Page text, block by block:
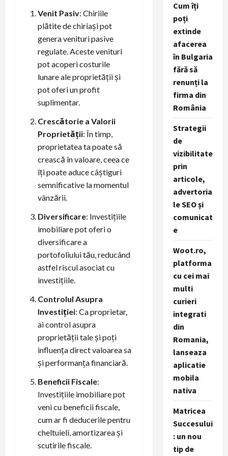
Venit Pasiv: Chiriile
plătite de chiriași pot
genera venituri pasive
regulate. Aceste venituri
pot acoperi costurile
lunare ale proprietății și
pot oferi un profit
suplimentar.
Crescătorie a Valorii
Proprietății: În timp,
proprietatea ta poate să
crească în valoare, ceea ce
îți poate aduce câștiguri
semnificative la momentul
vânzării.
Diversificare: Investițiile
imobiliare pot oferi o
diversificare a
portofoliului tău, reducând
astfel riscul asociat cu
investițiile.
Controlul Asupra
Investiției: Ca proprietar,
ai control asupra
proprietății tale și poți
influența direct valoarea sa
și performanța financiară.
Beneficii Fiscale:
Investițiile imobiliare pot
veni cu beneficii fiscale,
cum ar fi deducerile pentru
cheltuieli, amortizarea și
scutirile fiscale.
Cum îți
poți
extinde
afacerea
în Bulgaria
fără să
renunți la
firma din
România
Strategii
de
vizibilitate
prin
articole,
advertoria
le SEO și
comunicat
e
Woot.ro,
platforma
cu cei mai
multi
curieri
integrati
din
Romania,
lanseaza
aplicatie
mobila
nativa
Matricea
Succesului
: un nou
tip de